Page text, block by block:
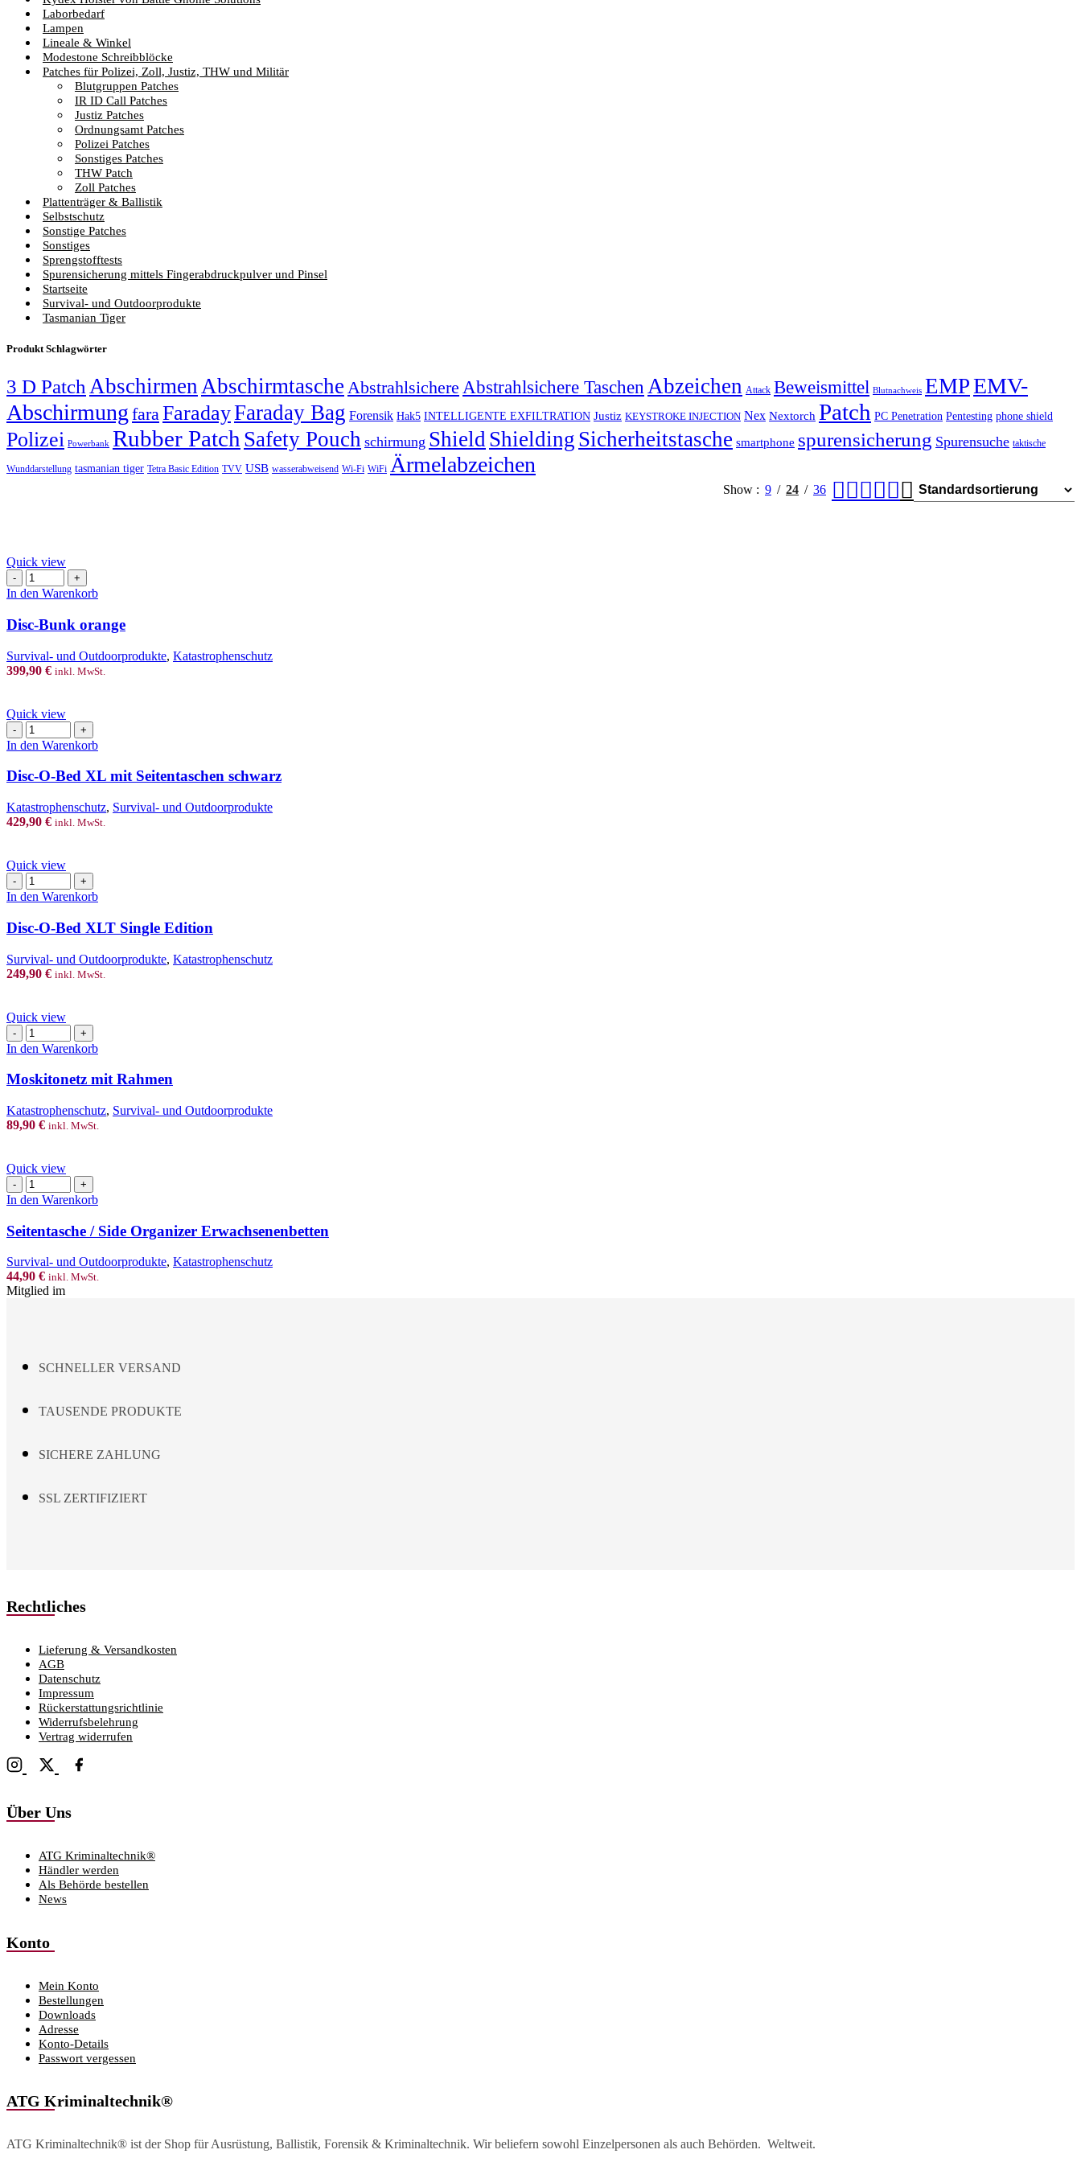
Laborbedarf
Lampen
Lineale & Winkel
Modestone Schreibblöcke
Patches für Polizei, Zoll, Justiz, THW und Militär
Blutgruppen Patches
IR ID Call Patches
Justiz Patches
Ordnungsamt Patches
Polizei Patches
Sonstiges Patches
THW Patch
Zoll Patches
Plattenträger & Ballistik
Selbstschutz
Sonstige Patches
Sonstiges
Sprengstofftests
Spurensicherung mittels Fingerabdruckpulver und Pinsel
Startseite
Survival- und Outdoorprodukte
Tasmanian Tiger
Produkt Schlagwörter
3 D Patch AbschirmenAbschirmtasche Abstrahlsichere Abstrahlsichere TaschenAbzeichen Attack Beweismittel Blutnachweis EMPEMV-
Abschirmung faraFaradayFaraday Bag Forensik Hak5 INTELLIGENTE EXFILTRATION Justiz KEYSTROKE INJECTION Nex Nextorch Patch PC Penetration Pentesting phone shield
Polizei Powerbank Rubber Patch Safety Pouch schirmung ShieldShielding Sicherheitstasche smartphone spurensicherung Spurensuche taktische
Wunddarstellung tasmanian tiger Tetra Basic Edition TVV USB wasserabweisend Wi-Fi WiFi Ärmelabzeichen
Show 9 24 36
Quick view
Disc-
Bunk
Menge
In den Warenkorb
Disc-Bunk orange
Survival- und Outdoorprodukte, Katastrophenschutz
399,90 € inkl. MwSt.
Quick view
Disc-
O-
XL
mit
Seitentaschen
schwarz
Menge
In den Warenkorb
Disc-O-Bed XL mit Seitentaschen schwarz
Katastrophenschutz, Survival- und Outdoorprodukte
429,90 € inkl. MwSt.
Quick view
Disc-
O-
XLT
Single
Menge
In den Warenkorb
Disc-O-Bed XLT Single Edition
Survival- und Outdoorprodukte, Katastrophenschutz
249,90 € inkl. MwSt.
Quick view
Moskitonetz
mit
Menge
In den Warenkorb
Moskitonetz mit Rahmen
Katastrophenschutz, Survival- und Outdoorprodukte
89,90 € inkl. MwSt.
Quick view
Seitentasche
/
Organizer
Erwachsenenbetten
Menge
In den Warenkorb
Seitentasche / Side Organizer Erwachsenenbetten
Survival- und Outdoorprodukte, Katastrophenschutz
44,90 € inkl. MwSt.
Mitglied im
SCHNELLER VERSAND
TAUSENDE PRODUKTE
SICHERE ZAHLUNG
SSL ZERTIFIZIERT
Rechtliches
Lieferung & Versandkosten
AGB
Datenschutz
Impressum
Rückerstattungsrichtlinie
Widerrufsbelehrung
Vertrag widerrufen
Über Uns
ATG Kriminaltechnik®
Händler werden
Als Behörde bestellen
News
Konto
Mein Konto
Bestellungen
Downloads
Adresse
Konto-Details
Passwort vergessen
ATG Kriminaltechnik®
ATG Kriminaltechnik® ist der Shop für Ausrüstung, Ballistik, Forensik & Kriminaltechnik. Wir beliefern sowohl Einzelpersonen als auch Behörden. Weltweit.